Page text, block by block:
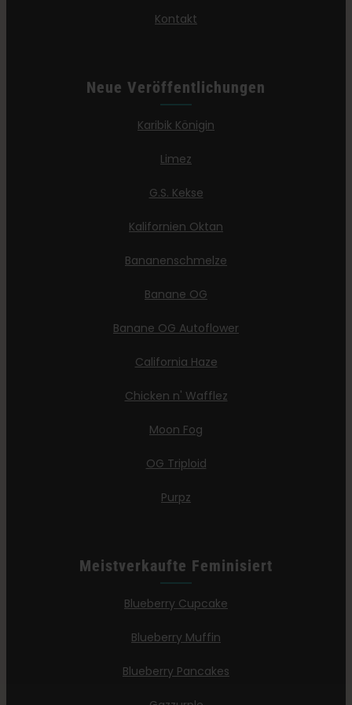
Kontakt
Neue Veröffentlichungen
Karibik Königin
Limez
G.S. Kekse
Kalifornien Oktan
Bananenschmelze
Banane OG
Banane OG Autoflower
California Haze
Chicken n' Wafflez
Moon Fog
OG Triploid
Purpz
Meistverkaufte Feminisiert
Blueberry Cupcake
Blueberry Muffin
Blueberry Pancakes